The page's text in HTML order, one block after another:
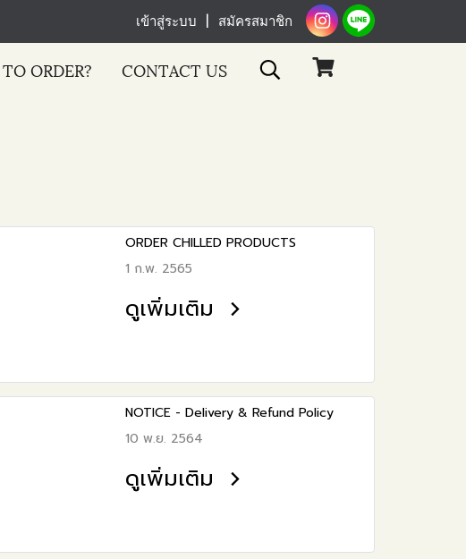
เข้าสู่ระบบ สมัครสมาชิก
ORDER? CONTACT US
ORDER CHILLED PRODUCTS
1 ก.พ. 2565
ดูเพิ่มเติม
NOTICE - Delivery & Refund Policy
10 พ.ย. 2564
ดูเพิ่มเติม